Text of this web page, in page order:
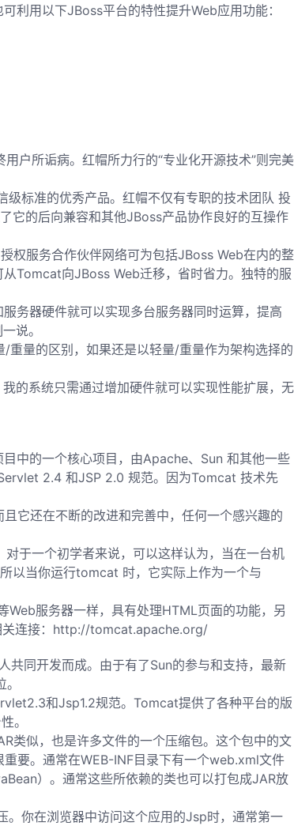
用以下JBoss平台的特性提升Web应用功能：
户所诟病。红帽所力行的“专业化开源技术”则完美
标准的优秀产品。红帽不仅有专职的技术团队 投
它的后向兼容和其他JBoss产品协作良好的互操作
权服务合作伙伴网络可为包括JBoss Web在内的整
Tomcat向JBoss Web迁移，省时省力。独特的服
务器硬件就可以实现多台服务器同时运算，提高
说。
量的区别，如果还是以轻量/重量作为架构选择的
的系统只需通过增加硬件就可以实现性能扩展，无
中的一个核心项目，由Apache、Sun 和其他一些
2.4 和JSP 2.0 规范。因为Tomcat 技术先
它还在不断的改进和完善中，任何一个感兴趣的
于一个初学者来说，可以这样认为，当在一台机
以当你运行tomcat 时，它实际上作为一个与
服务器一样，具有处理HTML页面的功能，另
连接： http://tomcat.apache.org/
同开发而成。由于有了Sun的参与和支持，最新
和Jsp1.2规范。Tomcat提供了各种平台的版
。
类似，也是许多文件的一个压缩包。这个包中的文
要。通常在WEB-INF目录下有一个web.xml文件
）。通常这些所依赖的类也可以打包成JAR放
你在浏览器中访问这个应用的Jsp时，通常第一